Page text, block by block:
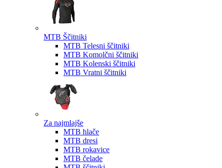
MTB Ščitniki
MTB Telesni ščitniki
MTB Komolčni ščitniki
MTB Kolenski ščitniki
MTB Vratni ščitniki
Za najmlajše
MTB hlače
MTB dresi
MTB rokavice
MTB čelade